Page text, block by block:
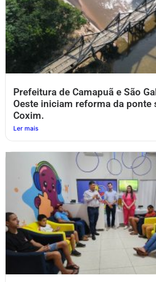
Prefeitura de Camapuã e São
Oeste iniciam reforma da ponte
Coxim.
Ler mais